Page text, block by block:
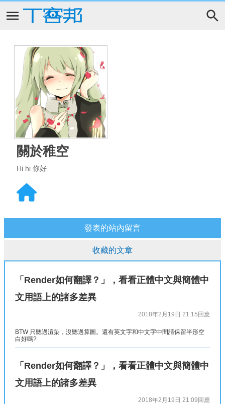
關於稚空
Hi hi 你好
發表的站內留言
收藏的文章
「Render如何翻譯？」，看看正體中文與簡體中
文用語上的諸多差異
2018年2月19日 21:15 回應
BTW 只聽過渲染，沒聽過算圖。還有英文字和中文字中間請保留半形空
白好嗎?
「Render如何翻譯？」，看看正體中文與簡體中
文用語上的諸多差異
2018年2月19日 21:09 回應